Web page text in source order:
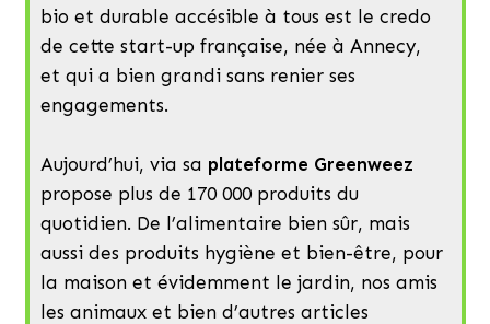
bio et durable accésible à tous est le credo
de cette start-up française, née à Annecy,
et qui a bien grandi sans renier ses
engagements.
Aujourd’hui, via sa plateforme Greenweez
propose plus de 170 000 produits du
quotidien. De l’alimentaire bien sûr, mais
aussi des produits hygiène et bien-être, pour
la maison et évidemment le jardin, nos amis
les animaux et bien d’autres articles